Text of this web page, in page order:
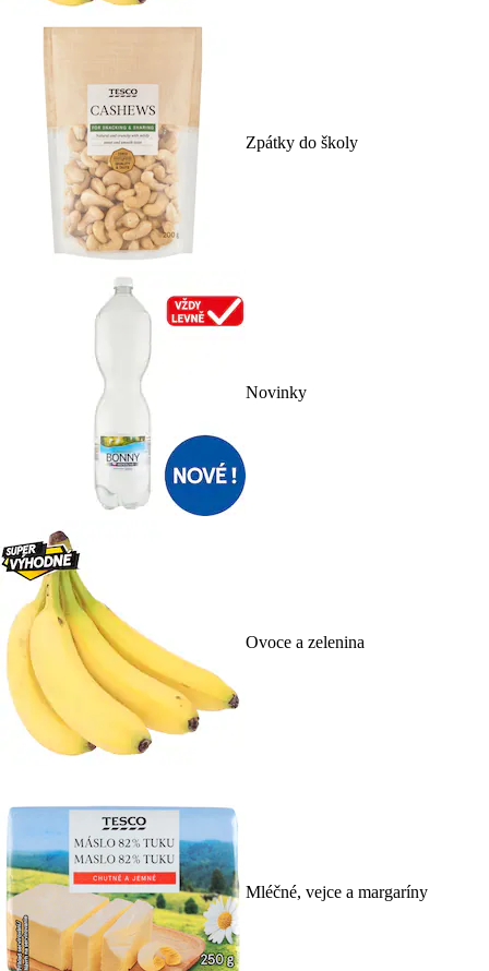
Zpátky do školy
Novinky
Ovoce a zelenina
Mléčné, vejce a margaríny